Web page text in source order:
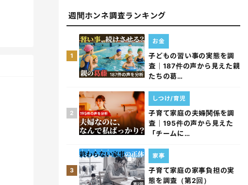
週間ホンネ調査ランキング
1
子どもの習い事の実態を調
査｜187件の声から見えた親
たちの葛…
お金
2
子育て家庭の夫婦関係を調
査｜195件の声から見えた
「チームに…
しつけ/育児
3
子育て家庭の家事負担の実
態を調査（第2回）
家事